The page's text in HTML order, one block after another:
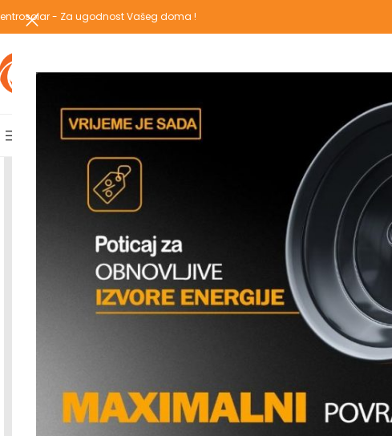
- Za ugodnost Vašeg doma !
POPULARNE KATEGORIJE PREGLEDAJ CIJELI
AKCIJSKA PONUDA